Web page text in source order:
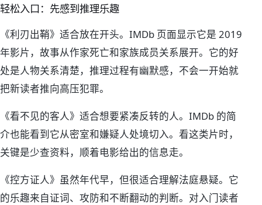
轻松入口：先感到推理乐趣
《利刃出鞘》适合放在开头。IMDb 页面显示它是 2019
年影片，故事从作家死亡和家族成员关系展开。它的好
处是人物关系清楚，推理过程有幽默感，不会一开始就
把新读者推向高压犯罪。
《看不见的客人》适合想要紧凑反转的人。IMDb 的简
介也能看到它从密室和嫌疑人处境切入。看这类片时，
关键是少查资料，顺着电影给出的信息走。
《控方证人》虽然年代早，但很适合理解法庭悬疑。它
的乐趣来自证词、攻防和不断翻动的判断。对入门读者